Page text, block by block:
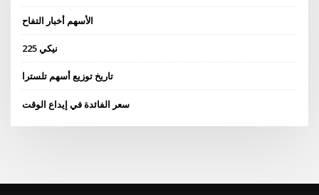
الأسهم أخبار التفاح
نيكي 225
تاريخ توزيع أسهم تلسترا
سعر الفائدة في إيداع الوقت